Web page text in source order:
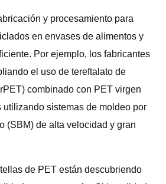
y procesamiento para
en envases de alimentos y
Por ejemplo, los fabricantes
el uso de tereftalato de
combinado con PET virgen
utilizando sistemas de moldeo por
(SBM) de alta velocidad y gran
de PET están descubriendo